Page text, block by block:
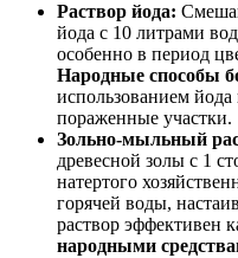
Раствор йода:
йода с 10 литрами
особенно в период
Народные способы
использованием
пораженные участки.
Зольно-мыльный
древесной золы с 1
натертого
горячей воды,
раствор эффективен
народными